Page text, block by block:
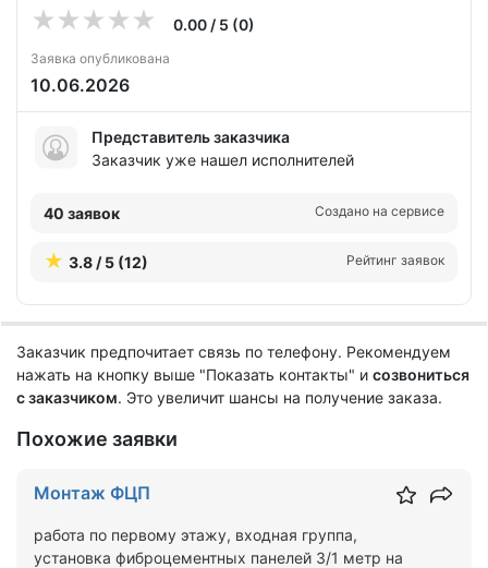
0.00 / 5 (0)
Заявка опубликована
10.06.2026
Представитель заказчика
Заказчик уже нашел исполнителей
40 заявок Создано на сервисе
3.8 / 5 (12) Рейтинг заявок
Заказчик предпочитает связь по телефону. Рекомендуем
нажать на кнопку выше "Показать контакты" и созвониться
с заказчиком. Это увеличит шансы на получение заказа.
Похожие заявки
Монтаж ФЦП
работа по первому этажу, входная группа,
установка фиброцементных панелей 3/1 метр на